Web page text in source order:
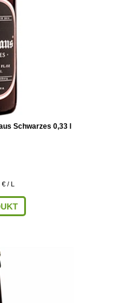
Schwarzes 0,33 l
/ L